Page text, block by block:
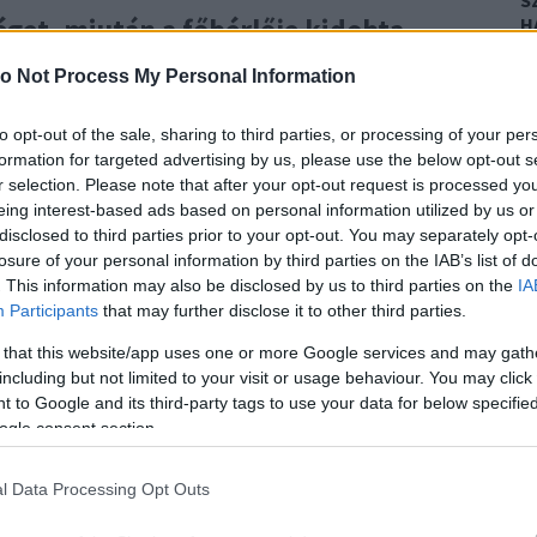
Not Process My Personal Information
opt-out of the sale, sharing to third parties, or processing of your
for targeted advertising by us, please use the below opt-out
selection. Please note that after your opt-out request is processed
interest-based ads based on personal information utilized by us
to third parties prior to your opt-out. You may separately
of your personal information by third parties on the IAB’s list of
This information may also be disclosed by us to third parties on the
Participants that may further disclose it to other third parties.
that this website/app uses one or more Google services and may
but not limited to your visit or usage behaviour. You may
to Google and its third-party tags to use your data for below
consent section.
Data Processing Opt Outs
miután a főbérlője kidobta.
létre, több tízezer követőt kalapozott össze az
lakosság hatalmas sikerhez juttatta a srácot.
hogy néhány napja minden előzmény nélkül
engedte, hogy összepakoljam a cuccaimat" -
eszelt ki, hogy visszaengedjék az otthonába.
hű akcióval tarolja le a netet!